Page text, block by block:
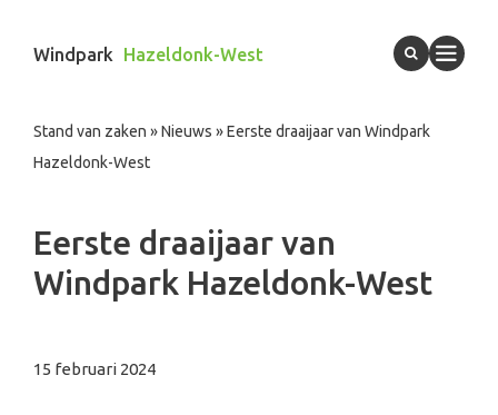
Windpark Hazeldonk-West
Stand van zaken »Nieuws » Eerste draaijaar van Windpark
Hazeldonk-West
Eerste draaijaar van
Windpark Hazeldonk-West
15 februari 2024